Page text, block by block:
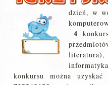
dzień, w
4
literatura),
konkursu można